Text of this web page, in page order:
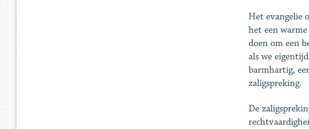
Het evangelie
het een
doen om een
als we
barmhartig,
zaligspreking.
De